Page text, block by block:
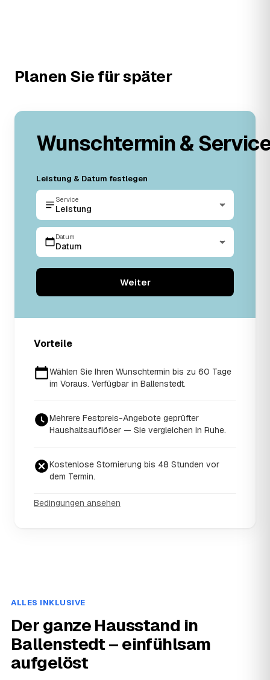
Planen Sie für später
Wunschtermin &
Leistung & Datum festlegen
Service
Leistung
Datum
Datum
Weiter
Vorteile
Wählen Sie Ihren Wunschtermin bis zu 60 Tage
im Voraus. Verfügbar in Ballenstedt.
Mehrere Festpreis-Angebote geprüfter
Haushaltsauflöser — Sie vergleichen in Ruhe.
Kostenlose Stornierung bis 48 Stunden vor
dem Termin.
Bedingungen ansehen
ALLES INKLUSIVE
Der ganze Hausstand in
Ballenstedt – einfühlsam
aufgelöst